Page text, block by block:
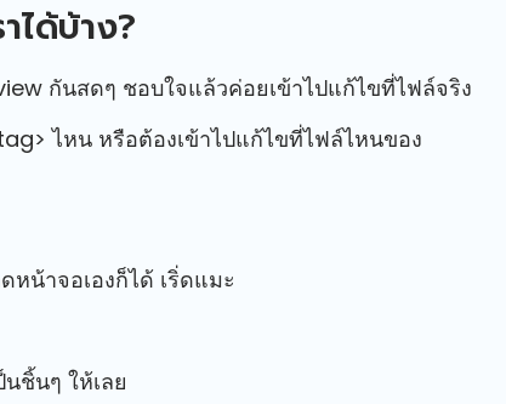
ได้บ้าง?
กันสดๆ ชอบใจแล้วค่อยเข้าไปแก้ไขที่ไฟล์จริง
ไหน หรือต้องเข้าไปแก้ไขที่ไฟล์ไหนของ
น้าจอเองก็ได้ เริ่ดแมะ
ชิ้นๆ ให้เลย